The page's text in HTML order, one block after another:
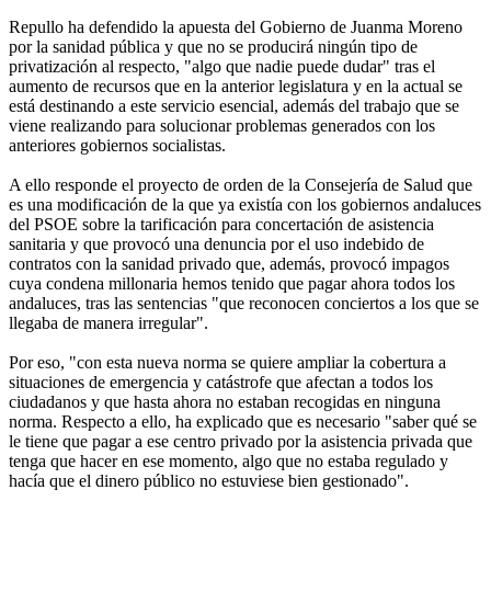
Repullo ha defendido la apuesta del Gobierno de Juanma Moreno
por la sanidad pública y que no se producirá ningún tipo de
privatización al respecto, "algo que nadie puede dudar" tras el
aumento de recursos que en la anterior legislatura y en la actual se
está destinando a este servicio esencial, además del trabajo que se
viene realizando para solucionar problemas generados con los
anteriores gobiernos socialistas.
A ello responde el proyecto de orden de la Consejería de Salud que
es una modificación de la que ya existía con los gobiernos andaluces
del PSOE sobre la tarificación para concertación de asistencia
sanitaria y que provocó una denuncia por el uso indebido de
contratos con la sanidad privado que, además, provocó impagos
cuya condena millonaria hemos tenido que pagar ahora todos los
andaluces, tras las sentencias "que reconocen conciertos a los que se
llegaba de manera irregular".
Por eso, "con esta nueva norma se quiere ampliar la cobertura a
situaciones de emergencia y catástrofe que afectan a todos los
ciudadanos y que hasta ahora no estaban recogidas en ninguna
norma. Respecto a ello, ha explicado que es necesario "saber qué se
le tiene que pagar a ese centro privado por la asistencia privada que
tenga que hacer en ese momento, algo que no estaba regulado y
hacía que el dinero público no estuviese bien gestionado".